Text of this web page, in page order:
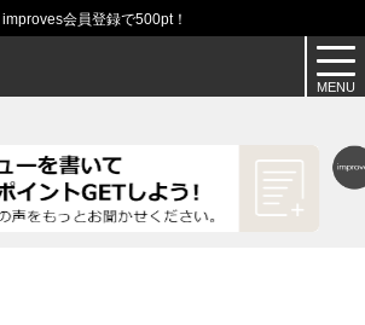
improves会員登録で500pt！